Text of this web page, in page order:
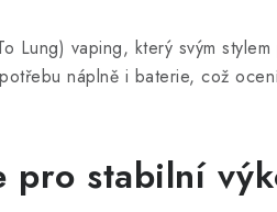
Lung) vaping, který svým stylem
náplně i baterie, což
pro stabilní